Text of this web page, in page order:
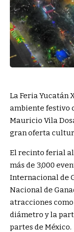
La Feria Yucatán
ambiente festivo
Mauricio Vila
gran oferta
El recinto ferial
más de 3,000
Internacional de
Nacional de
atracciones
diámetro y la
partes de México.